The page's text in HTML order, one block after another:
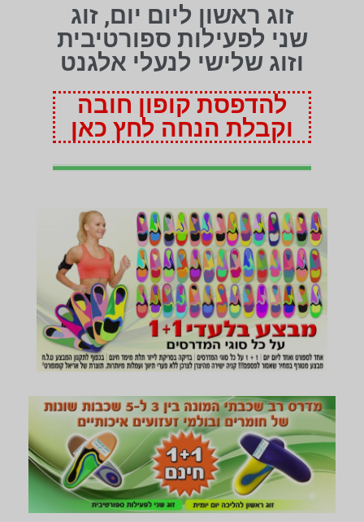
זוג ראשון ליום יום, זוג
שני לפעילות ספורטיבית
וזוג שלישי לנעלי אלגנט
להדפסת קופון חובה
וקבלת הנחה לחץ כאן